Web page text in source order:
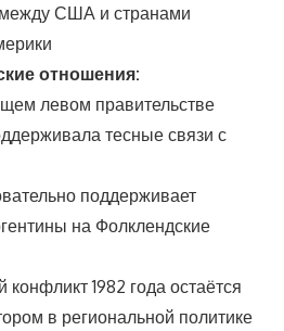
между США и странами
отношения:
левом правительстве
тесные связи с
поддерживает
на Фолклендские
конфликт 1982 года остаётся
в региональной политике